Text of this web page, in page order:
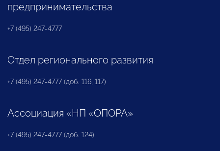
предпринимательства
+7 (495) 247-4777
Отдел регионального развития
+7 (495) 247-4777 (доб. 116, 117)
Ассоциация «НП «ОПОРА»
+7 (495) 247-4777 (доб. 124)